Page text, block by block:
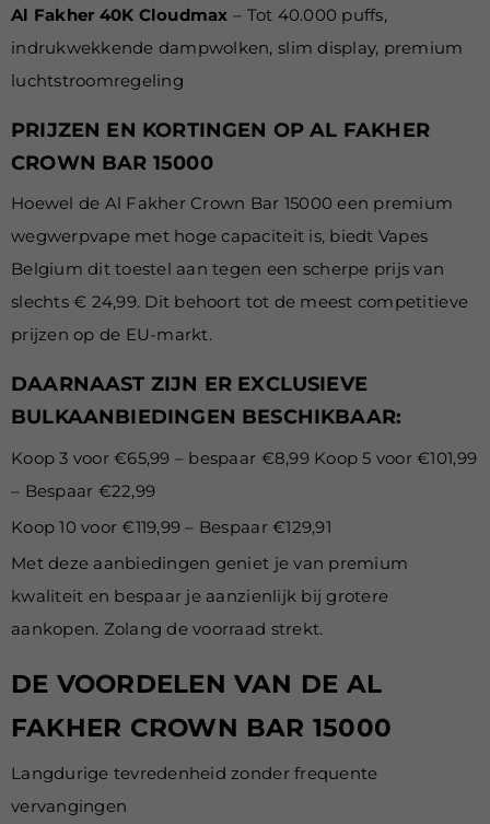
Al Fakher 40K Cloudmax – Tot 40.000 puffs,
indrukwekkende dampwolken, slim display, premium
luchtstroomregeling
PRIJZEN EN KORTINGEN OP AL FAKHER
CROWN BAR 15000
Hoewel de Al Fakher Crown Bar 15000 een premium
wegwerpvape met hoge capaciteit is, biedt Vapes
Belgium dit toestel aan tegen een scherpe prijs van
slechts € 24,99. Dit behoort tot de meest competitieve
prijzen op de EU-markt.
DAARNAAST ZIJN ER EXCLUSIEVE
BULKAANBIEDINGEN BESCHIKBAAR:
Koop 3 voor €65,99 – bespaar €8,99 Koop 5 voor €101,99
– Bespaar €22,99
Koop 10 voor €119,99 – Bespaar €129,91
Met deze aanbiedingen geniet je van premium
kwaliteit en bespaar je aanzienlijk bij grotere
aankopen. Zolang de voorraad strekt.
DE VOORDELEN VAN DE AL
FAKHER CROWN BAR 15000
Langdurige tevredenheid zonder frequente
vervangingen